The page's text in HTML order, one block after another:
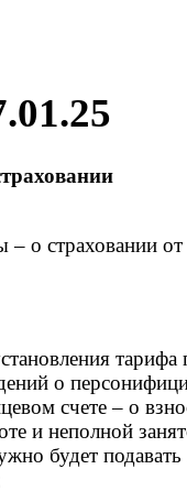
страховании
о
счете – о
и неполной
будет